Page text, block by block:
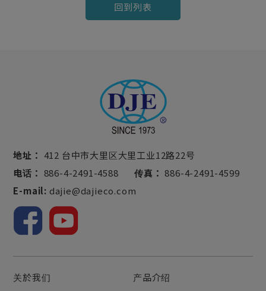
回到列表
地址： 412 台中市大里区大里工业12路22号
电话： 886-4-2491-4588 传真： 886-4-2491-4599
E-mail: dajie@dajieco.com
关於我们
产品介绍